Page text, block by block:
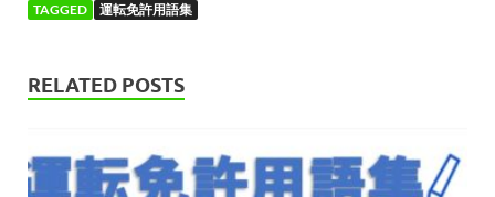
TAGGED 運転免許用語集
RELATED POSTS